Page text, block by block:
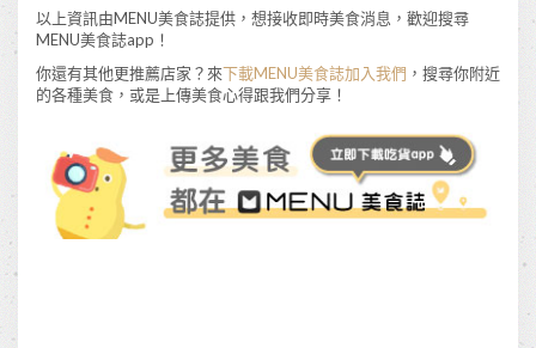
以上資訊由MENU美食誌提供，想接收即時美食消息，歡迎搜尋
MENU美食誌app！
你還有其他更推薦店家？來下載MENU美食誌加入我們 ，搜尋你附近
的各種美食，或是上傳美食心得跟我們分享！